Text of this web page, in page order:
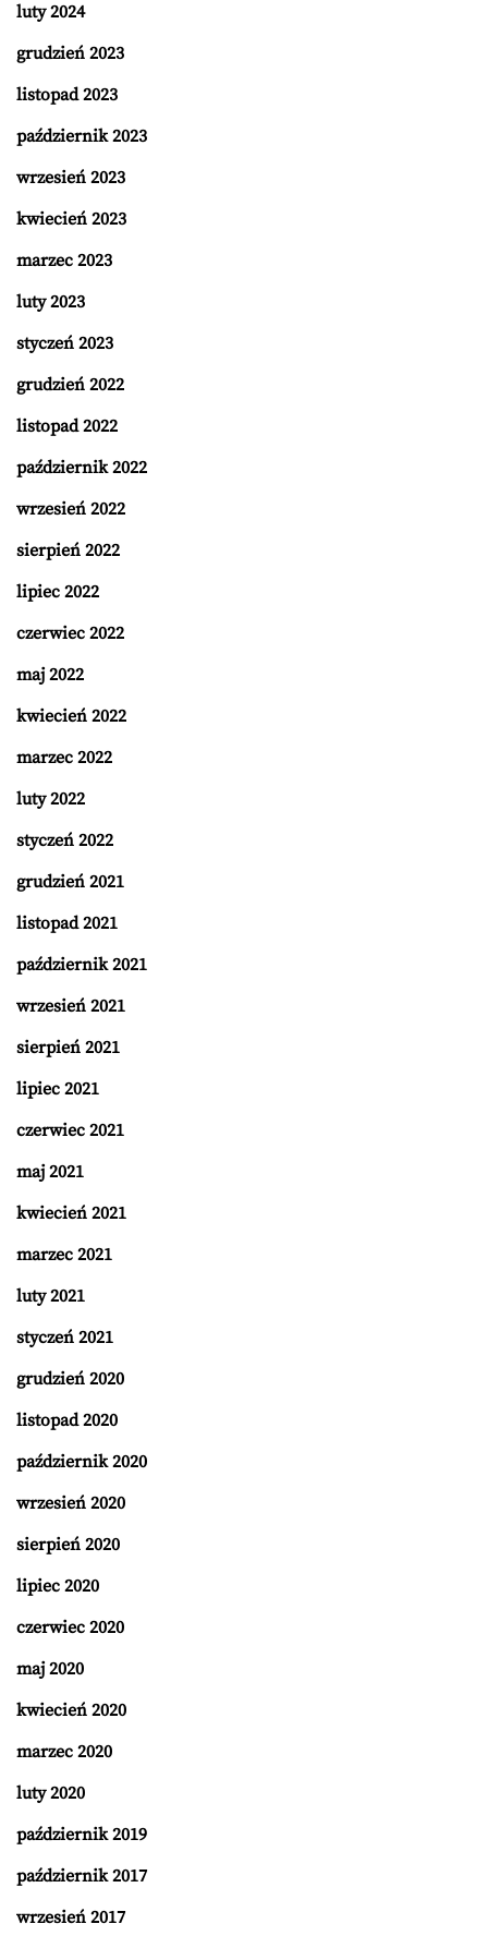
luty 2024
grudzień 2023
listopad 2023
październik 2023
wrzesień 2023
kwiecień 2023
marzec 2023
luty 2023
styczeń 2023
grudzień 2022
listopad 2022
październik 2022
wrzesień 2022
sierpień 2022
lipiec 2022
czerwiec 2022
maj 2022
kwiecień 2022
marzec 2022
luty 2022
styczeń 2022
grudzień 2021
listopad 2021
październik 2021
wrzesień 2021
sierpień 2021
lipiec 2021
czerwiec 2021
maj 2021
kwiecień 2021
marzec 2021
luty 2021
styczeń 2021
grudzień 2020
listopad 2020
październik 2020
wrzesień 2020
sierpień 2020
lipiec 2020
czerwiec 2020
maj 2020
kwiecień 2020
marzec 2020
luty 2020
październik 2019
październik 2017
wrzesień 2017